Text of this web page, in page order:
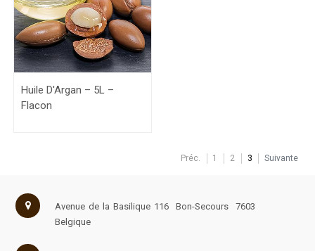
Huile D'Argan – 5L –
Flacon
Préc. 1 2 3 Suivante
Avenue de la Basilique 116 Bon-Secours
7603
Belgique